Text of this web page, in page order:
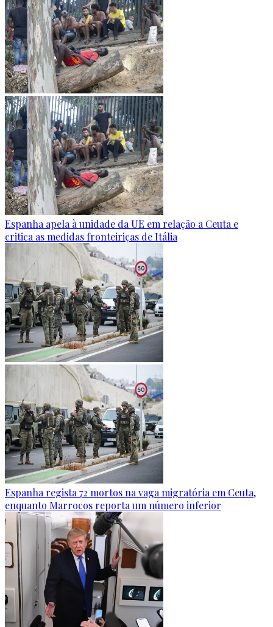
Espanha apela à unidade da UE em relação a Ceuta e
critica as medidas fronteiriças de Itália
Espanha regista 72 mortos na vaga migratória em Ceuta,
enquanto Marrocos reporta um número inferior